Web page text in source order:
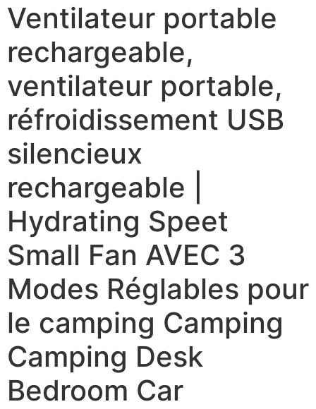
Ventilateur portable
rechargeable,
ventilateur portable,
réfroidissement USB
silencieux
rechargeable |
Hydrating Speet
Small Fan AVEC 3
Modes Réglables pour
le camping Camping
Camping Desk
Bedroom Car